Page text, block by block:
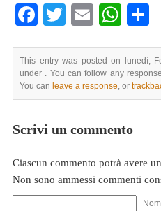
Facebook
TwitterEmail
This entry was posted on lunedì,
under . You can follow any
You can leave a response, or
Scrivi un commento
Ciascun commento potrà avere
Non sono ammessi commenti